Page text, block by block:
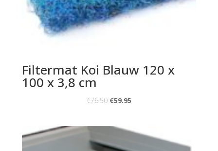
Filtermat Koi Blauw 120 x
100 x 3,8 cm
€76.50 €59.95